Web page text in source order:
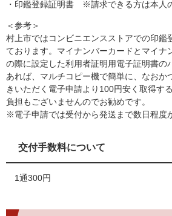
・印鑑登録証明書 ※請求できる方は本人
＜参考＞
村上市ではコンビニエンスストアでの印鑑
ております。マイナンバーカードとマイナ
の際に設定した利用者証明用電子証明書の
あれば、マルチコピー機で簡単に、なおか
きいただく電子申請より100円安く取得す
負担もございませんのでお勧めです。
※電子申請では受付から発送まで数日程度
交付手数料について
1通300円